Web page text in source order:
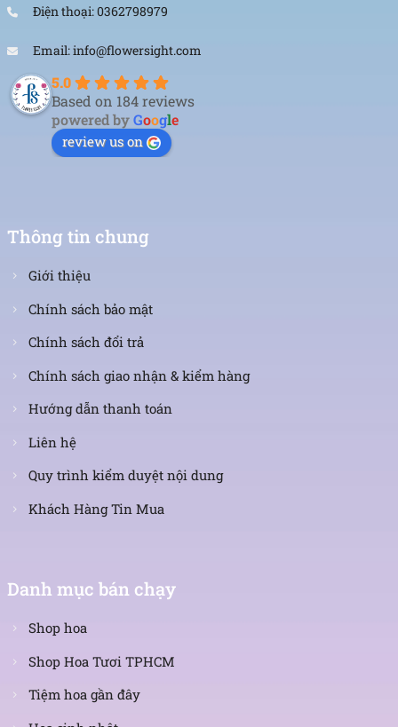
Điện thoại: 0362798979
Email: info@flowersight.com
5.0
Based on 184 reviews
powered byGoogle
review us on
Thông tin chung
Giới thiệu
Chính sách bảo mật
Chính sách đổi trả
Chính sách giao nhận & kiểm hàng
Hướng dẫn thanh toán
Liên hệ
Quy trình kiểm duyệt nội dung
Khách Hàng Tin Mua
Danh mục bán chạy
Shop hoa
Shop Hoa Tươi TPHCM
Tiệm hoa gần đây